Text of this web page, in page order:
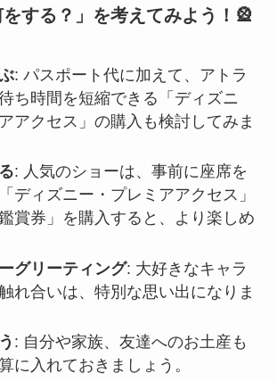
する？」を考えてみよう！🎡
: パスポート代に加えて、アトラ
ち時間を短縮できる「ディズニ
アクセス」の購入も検討してみま
: 人気のショーは、事前に座席を
ディズニー・プレミアアクセス」
賞券」を購入すると、より楽しめ
グリーティング: 大好きなキャラ
れ合いは、特別な思い出になりま
: 自分や家族、友達へのお土産も
に入れておきましょう。